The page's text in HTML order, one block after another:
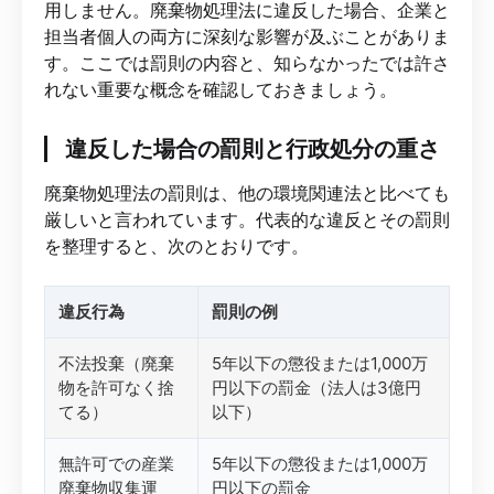
用しません。廃棄物処理法に違反した場合、企業と
担当者個人の両方に深刻な影響が及ぶことがありま
す。ここでは罰則の内容と、知らなかったでは許さ
れない重要な概念を確認しておきましょう。
違反した場合の罰則と行政処分の重さ
廃棄物処理法の罰則は、他の環境関連法と比べても
厳しいと言われています。代表的な違反とその罰則
を整理すると、次のとおりです。
違反行為 罰則の例
不法投棄（廃棄
物を許可なく捨
てる）
5年以下の懲役または1,000万
円以下の罰金（法人は3億円
以下）
無許可での産業
廃棄物収集運
5年以下の懲役または1,000万
円以下の罰金